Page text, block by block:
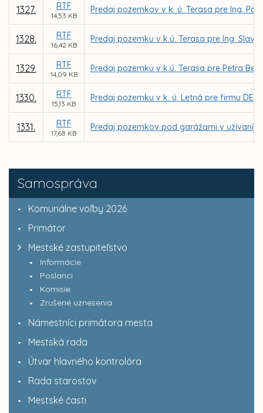
Samospráva
Komunálne voľby 2026
Primátor
Mestské zastupiteľstvo
Informácie
Poslanci
Komisie
Zrušené uznesenia
Námestníci primátora mesta
Mestská rada
Útvar hlavného kontrolóra
Rada starostov
Mestské časti
1327. RTF
14,53 KB
Predaj pozemkov v k. ú. Terasa pre Ing.
1328. RTF
16,42 KB
Predaj pozemku v k.ú. Terasa pre Ing.
1329. RTF
14,09 KB
Predaj pozemku v k.ú. Terasa pre Petra
1330. RTF
15,13 KB
Predaj pozemku v k. ú. Letná pre firmu
1331. RTF
17,68 KB
Predaj pozemkov pod garážami v užívaní